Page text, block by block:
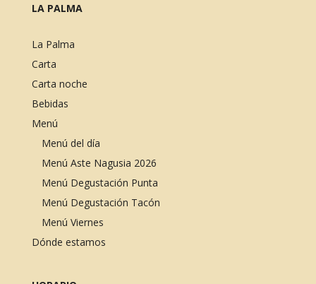
LA PALMA
La Palma
Carta
Carta noche
Bebidas
Menú
Menú del día
Menú Aste Nagusia 2026
Menú Degustación Punta
Menú Degustación Tacón
Menú Viernes
Dónde estamos